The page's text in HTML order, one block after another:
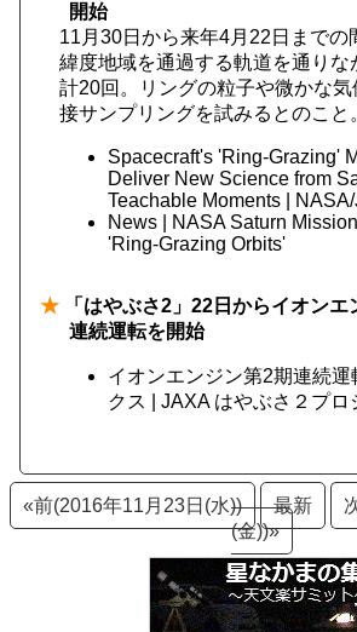
開始
11月30日から来年4月22日までの
緯度地域を通過する軌道を通りな
計20回。リングの粒子や微かな
接サンプリングを試みるとのこと
Spacecraft's 'Ring-Grazing'
Deliver New Science from
Teachable Moments |
News | NASA Saturn
'Ring-Grazing Orbits'
★ 「はやぶさ2」22日からイオンエ
連続運転を開始
イオンエンジン第2期連続運
クス | JAXA はやぶさ２プロ
«前(2016年11月23日(水)) 最新
(金))»